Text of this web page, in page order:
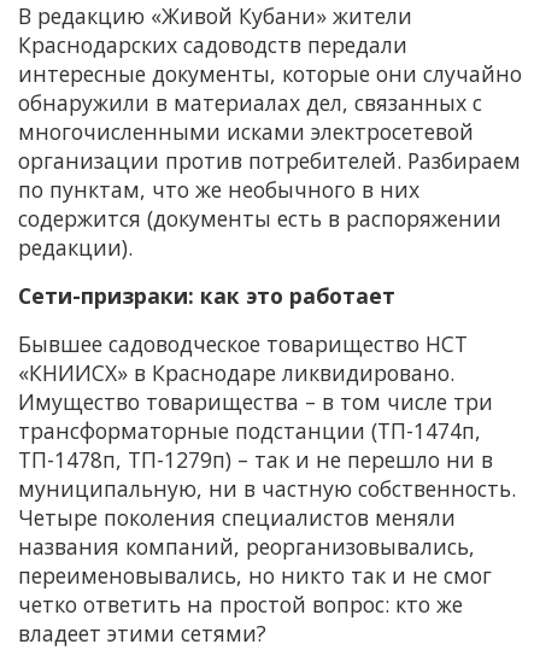
В редакцию «Живой Кубани» жители
Краснодарских садоводств передали
интересные документы, которые они случайно
обнаружили в материалах дел, связанных с
многочисленными исками электросетевой
организации против потребителей. Разбираем
по пунктам, что же необычного в них
содержится (документы есть в распоряжении
редакции).
Сети-призраки: как это работает
Бывшее садоводческое товарищество НСТ
«КНИИСХ» в Краснодаре ликвидировано.
Имущество товарищества – в том числе три
трансформаторные подстанции (ТП-1474п,
ТП-1478п, ТП-1279п) – так и не перешло ни в
муниципальную, ни в частную собственность.
Четыре поколения специалистов меняли
названия компаний, реорганизовывались,
переименовывались, но никто так и не смог
четко ответить на простой вопрос: кто же
владеет этими сетями?